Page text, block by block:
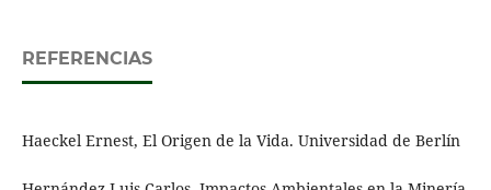
REFERENCIAS
Haeckel Ernest, El Origen de la Vida. Universidad de Berlín